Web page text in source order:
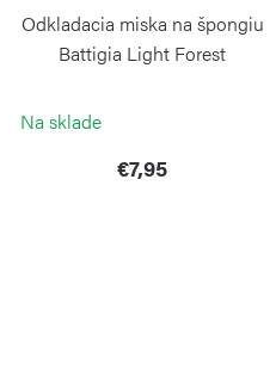
Odkladacia miska na špongiu
Battigia Light Forest
Na sklade
€7,95